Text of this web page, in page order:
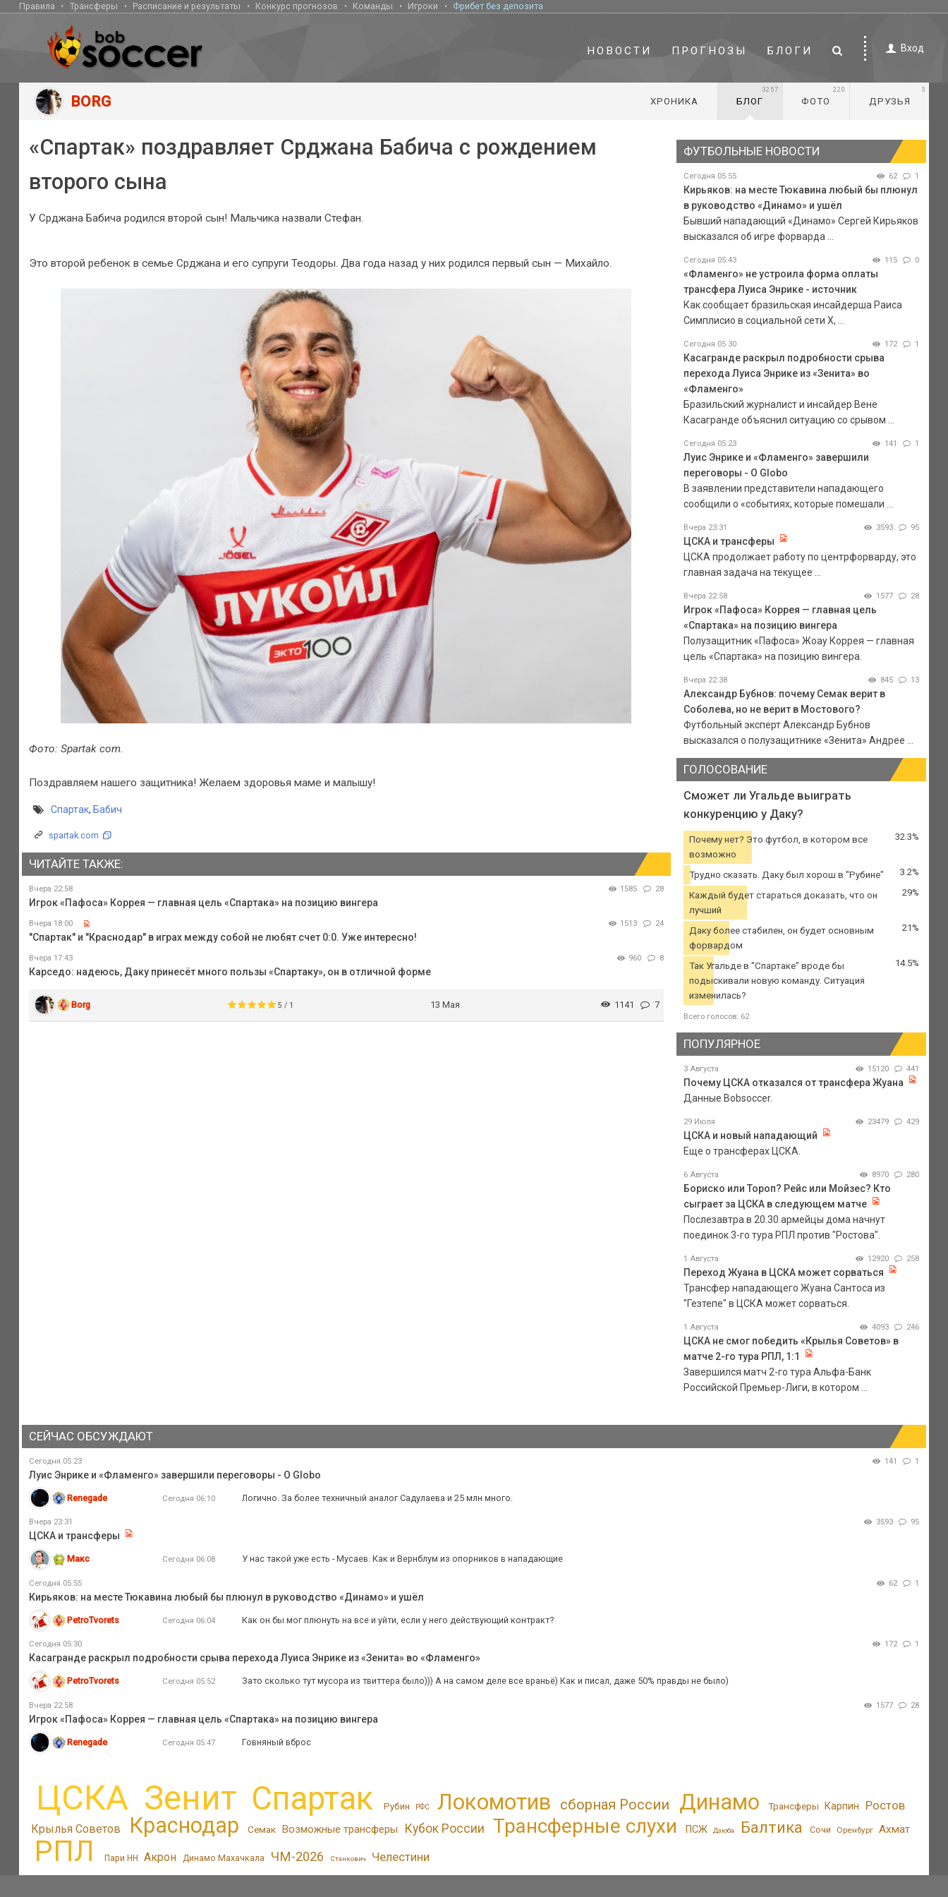
Правила Трансферы Расписание и результаты Конкурс прогнозов Команды Игроки Фрибет без депозита
НОВОСТИ ПРОГНОЗЫ БЛОГИ Вход
BORG ХРОНИКА БЛОГ
3257
ФОТО
220
ДРУЗЬЯ
3
«Спартак» поздравляет Срджана Бабича с рождением
второго сына
У Срджана Бабича родился второй сын! Мальчика назвали Стефан.
Это второй ребенок в семье Срджана и его супруги Теодоры. Два года назад у них родился первый сын — Михайло.
Фото: Spartak com.
Поздравляем нашего защитника! Желаем здоровья маме и малышу!
Спартак, Бабич
spartak.com
ЧИТАЙТЕ ТАКЖЕ:
Вчера 22:58 1585 28
Игрок «Пафоса» Коррея — главная цель «Спартака» на позицию вингера
Вчера 18:00 1513 24
"Спартак" и "Краснодар" в играх между собой не любят счет 0:0. Уже интересно!
Вчера 17:43 960 8
Карседо: надеюсь, Даку принесёт много пользы «Спартаку», он в отличной форме
Borg 5 / 1 13 Мая 1141 7
ФУТБОЛЬНЫЕ НОВОСТИ
Сегодня 05:55 62 1
Кирьяков: на месте Тюкавина любый бы плюнул
в руководство «Динамо» и ушёл
Бывший нападающий «Динамо» Сергей Кирьяков
высказался об игре форварда ...
Сегодня 05:43 115 0
«Фламенго» не устроила форма оплаты
трансфера Луиса Энрике - источник
Как сообщает бразильская инсайдерша Раиса
Симплисио в социальной сети Х, ...
Сегодня 05:30 172 1
Касагранде раскрыл подробности срыва
перехода Луиса Энрике из «Зенита» во
«Фламенго»
Бразильский журналист и инсайдер Вене
Касагранде объяснил ситуацию со срывом ...
Сегодня 05:23 141 1
Луис Энрике и «Фламенго» завершили
переговоры - O Globo
В заявлении представители нападающего
сообщили о «событиях, которые помешали ...
Вчера 23:31 3593 95
ЦСКА и трансферы
ЦСКА продолжает работу по центрфорварду, это
главная задача на текущее ...
Вчера 22:58 1577 28
Игрок «Пафоса» Коррея — главная цель
«Спартака» на позицию вингера
Полузащитник «Пафоса» Жоау Коррея — главная
цель «Спартака» на позицию вингера.
Вчера 22:38 845 13
Александр Бубнов: почему Семак верит в
Соболева, но не верит в Мостового?
Футбольный эксперт Александр Бубнов
высказался о полузащитнике «Зенита» Андрее ...
ГОЛОСОВАНИЕ
Сможет ли Угальде выиграть
конкуренцию у Даку?
Почему нет? Это футбол, в котором все
возможно
32.3%
Трудно сказать. Даку был хорош в "Рубине" 3.2%
Каждый будет стараться доказать, что он
лучший
29%
Даку более стабилен, он будет основным
форвардом
21%
Так Угальде в "Спартаке" вроде бы
подыскивали новую команду. Ситуация
изменилась?
14.5%
Всего голосов: 62
ПОПУЛЯРНОЕ
3 Августа 15120 441
Почему ЦСКА отказался от трансфера Жуана
Данные Bobsoccer.
29 Июля 23479 429
ЦСКА и новый нападающий
Еще о трансферах ЦСКА.
6 Августа 8970 280
Бориско или Тороп? Рейс или Мойзес? Кто
сыграет за ЦСКА в следующем матче
Послезавтра в 20.30 армейцы дома начнут
поединок 3-го тура РПЛ против "Ростова".
1 Августа 12920 258
Переход Жуана в ЦСКА может сорваться
Трансфер нападающего Жуана Сантоса из
"Гезтепе" в ЦСКА может сорваться.
1 Августа 4093 246
ЦСКА не смог победить «Крылья Советов» в
матче 2-го тура РПЛ, 1:1
Завершился матч 2-го тура Альфа-Банк
Российской Премьер-Лиги, в котором ...
СЕЙЧАС ОБСУЖДАЮТ
Сегодня 05:23 141 1
Луис Энрике и «Фламенго» завершили переговоры - O Globo
Renegade Сегодня 06:10 Логично. За более техничный аналог Садулаева и 25 млн много.
Вчера 23:31 3593 95
ЦСКА и трансферы
Макс Сегодня 06:08 У нас такой уже есть - Мусаев. Как и Вернблум из опорников в нападающие
Сегодня 05:55 62 1
Кирьяков: на месте Тюкавина любый бы плюнул в руководство «Динамо» и ушёл
PetroTvorets Сегодня 06:04 Как он бы мог плюнуть на все и уйти, если у него действующий контракт?
Сегодня 05:30 172 1
Касагранде раскрыл подробности срыва перехода Луиса Энрике из «Зенита» во «Фламенго»
PetroTvorets Сегодня 05:52 Зато сколько тут мусора из твиттера было))) А на самом деле все враньё) Как и писал, даже 50% правды не было)
Вчера 22:58 1577 28
Игрок «Пафоса» Коррея — главная цель «Спартака» на позицию вингера
Renegade Сегодня 05:47 Говняный вброс
ЦСКА Зенит Спартак Рубин РФС Локомотив сборная России Динамо Трансферы Карпин Ростов
Крылья Советов Краснодар Семак Возможные трансферы Кубок России Трансферные слухи ПСЖ Дзюба Балтика Сочи Оренбург Ахмат
РПЛ Пари НН Акрон Динамо Махачкала ЧМ-2026 Станкович Челестини